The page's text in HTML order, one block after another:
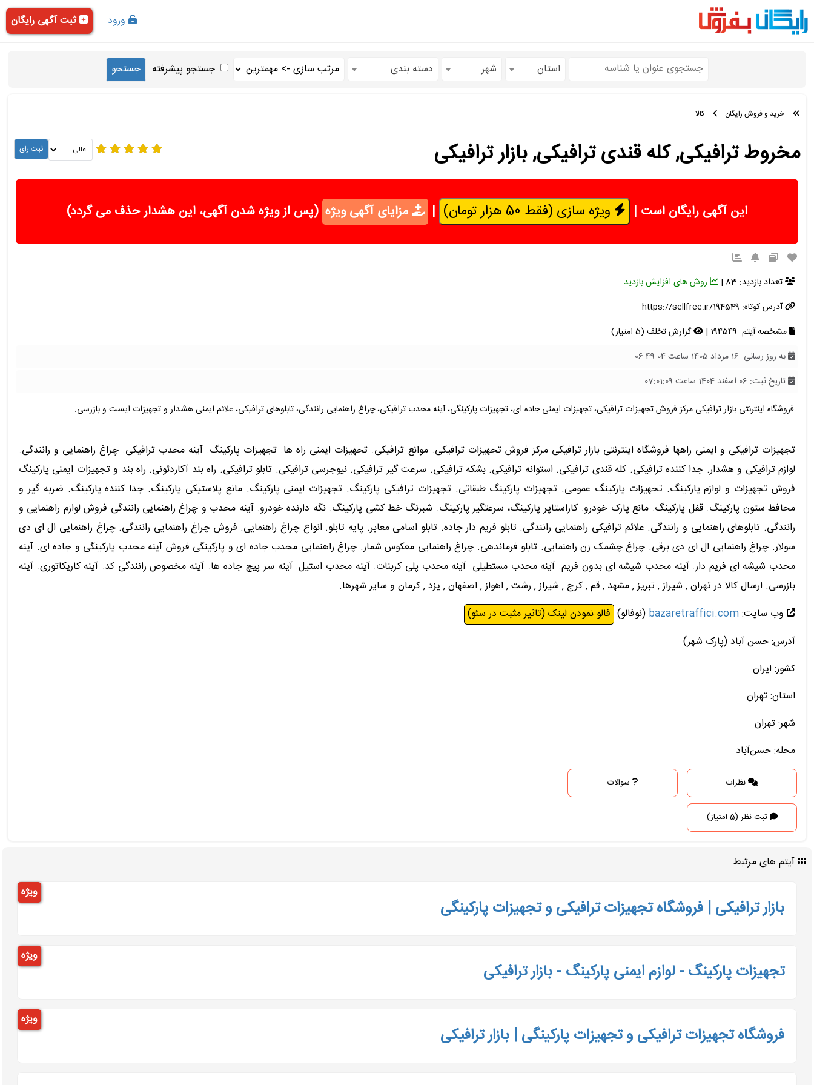
ورود ثبت آگهی رایگان
استان شهر دسته بندی جستجو پیشرفته
خرید و فروش رایگان کالا
مخروط ترافیکی, کله قندی ترافیکی, بازار ترافیکی
این آگهی رایگان است | ویژه سازی (فقط 50 هزار تومان) | مزایای آگهی ویژه (پس از ویژه شدن آگهی، این هشدار حذف می گردد)
تعداد بازدید: 83 |
روش های افزایش بازدید
آدرس کوتاه: https://sellfree.ir/194549
مشخصه آیتم: 194549 |
گزارش تخلف (5 امتیاز)
به روز رسانی: 16 مرداد 1405 ساعت 06:49:04
تاریخ ثبت: 06 اسفند 1404 ساعت 07:01:09
فروشگاه اینترنتی بازار ترافیکی مرکز فروش تجهیزات ترافیکی، تجهیزات ایمنی جاده ای، تجهیزات پارکینگی، آینه محدب ترافیکی، چراغ راهنمایی رانندگی، تابلوهای ترافیکی، علائم ایمنی هشدار و تجهیزات ایست و بازرسی.
تجهیزات ترافیکی و ایمنی راهها فروشگاه اینترنتی بازار ترافیکی مرکز فروش تجهیزات ترافیکی. موانع ترافیکی. تجهیزات ایمنی راه ها. تجهیزات پارکینگ. آینه محدب ترافیکی. چراغ راهنمایی و رانندگی.
لوازم ترافیکی و هشدار. جدا کننده ترافیکی. کله قندی ترافیکی. استوانه ترافیکی. بشکه ترافیکی. سرعت گیر ترافیکی. نیوجرسی ترافیکی. تابلو ترافیکی. راه بند آکاردئونی. راه بند و تجهیزات ایمنی پارکینگ
فروش تجهیزات و لوازم پارکینگ. تجهیزات پارکینگ عمومی. تجهیزات پارکینگ طبقاتی. تجهیزات ترافیکی پارکینگ. تجهیزات ایمنی پارکینگ. مانع پلاستیکی پارکینگ. جدا کننده پارکینگ. ضربه گیر و
محافظ ستون پارکینگ. قفل پارکینگ. مانع پارک خودرو. کاراستاپر پارکینگ، سرعتگیر پارکینگ. شبرنگ خط کشی پارکینگ. نگه دارنده خودرو. آینه محدب و چراغ راهنمایی رانندگی فروش لوازم راهنمایی و
رانندگی. تابلوهای راهنمایی و رانندگی. علائم ترافیکی راهنمایی رانندگی. تابلو فریم دار جاده. تابلو اسامی معابر. پایه تابلو. انواع چراغ راهنمایی. فروش چراغ راهنمایی رانندگی. چراغ راهنمایی ال ای دی
سولار. چراغ راهنمایی ال ای دی برقی. چراغ چشمک زن راهنمایی. تابلو فرماندهی. چراغ راهنمایی معکوس شمار. چراغ راهنمایی محدب جاده ای و پارکینگی فروش آینه محدب پارکینگی و جاده ای. آینه
محدب شیشه ای فریم دار. آینه محدب شیشه ای بدون فریم. آینه محدب مستطیلی. آینه محدب پلی کربنات. آینه محدب استیل. آینه سر پیچ جاده ها. آینه مخصوص رانندگی کد. آینه کاریکاتوری. آینه
بازرسی. ارسال کالا در تهران , شیراز , تبریز , مشهد , قم , کرج , شیراز , رشت , اهواز , اصفهان , یزد , کرمان و سایر شهرها.
وب سایت:bazaretraffici.com (نوفالو) فالو نمودن لینک (تاثیر مثبت در سئو)
آدرس: حسن آباد (پارک شهر)
کشور: ایران
استان: تهران
شهر: تهران
محله: حسن‌آباد
نظرات سوالات
ثبت نظر (5 امتیاز)
آیتم های مرتبط
بازار ترافیکی | فروشگاه تجهیزات ترافیکی و تجهیزات پارکینگی
ویژه
تجهیزات پارکینگ - لوازم ایمنی پارکینگ - بازار ترافیکی
ویژه
فروشگاه تجهیزات ترافیکی و تجهیزات پارکینگی | بازار ترافیکی
ویژه